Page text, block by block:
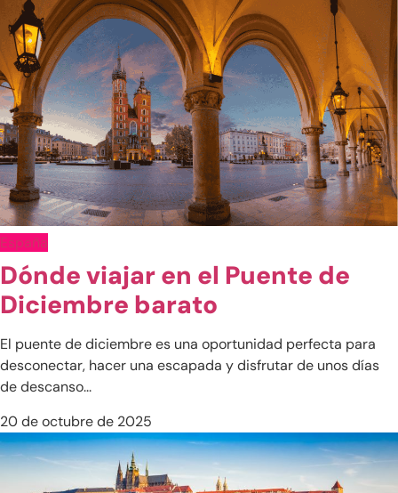
Ver post de América
China
Emiratos Árabes
Indonesia
Japón
Maldivas
Tailandia
Vietnam
España
Dónde viajar en el Puente de
Diciembre barato
El puente de diciembre es una oportunidad perfecta para
desconectar, hacer una escapada y disfrutar de unos días
de descanso...
20 de octubre de 2025